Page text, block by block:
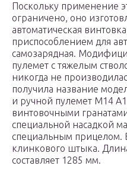
Поскольку применение
ограничено, оно
автоматическая
приспособлением для
самозарядная.
пулемет с тяжелым
никогда не
получила название
и ручной пулемет М14 А1
винтовочными
специальной насадкой
специальным прицелом.
клинкового штыка.
составляет 1285 мм.